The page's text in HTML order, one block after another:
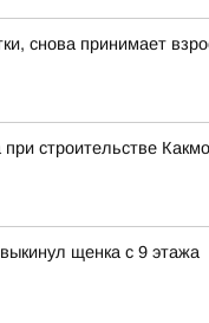
снова принимает
при строительстве
щенка с 9 этажа